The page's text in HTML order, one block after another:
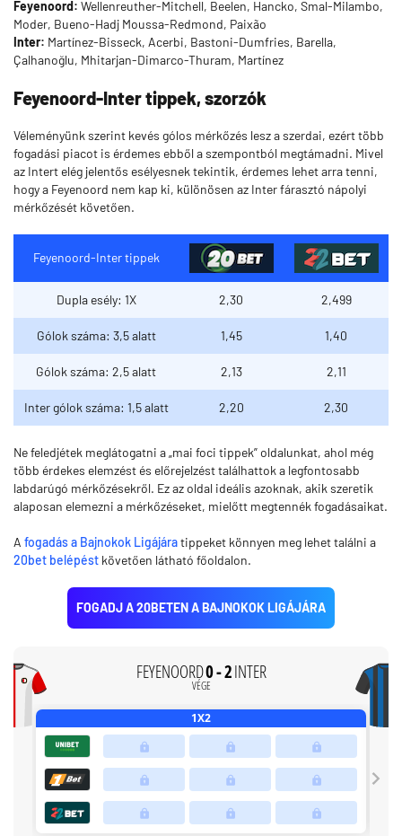
Feyenoord: Wellenreuther-Mitchell, Beelen, Hancko, Smal-Milambo,
Moder, Bueno-Hadj Moussa-Redmond, Paixão
Inter: Martínez-Bisseck, Acerbi, Bastoni-Dumfries, Barella,
Çalhanoğlu, Mhitarjan-Dimarco-Thuram, Martínez
Feyenoord-Inter tippek, szorzók
Véleményünk szerint kevés gólos mérkőzés lesz a szerdai, ezért több
fogadási piacot is érdemes ebből a szempontból megtámadni. Mivel
az Intert elég jelentős esélyesnek tekintik, érdemes lehet arra tenni,
hogy a Feyenoord nem kap ki, különösen az Inter fárasztó nápolyi
mérkőzését követően.
Feyenoord-Inter tippek
Dupla esély: 1X 2,30 2,499
Gólok száma: 3,5 alatt 1,45 1,40
Gólok száma: 2,5 alatt 2,13 2,11
Inter gólok száma: 1,5 alatt 2,20 2,30
Ne feledjétek meglátogatni a „mai foci tippek” oldalunkat, ahol még
több érdekes elemzést és előrejelzést találhattok a legfontosabb
labdarúgó mérkőzésekről. Ez az oldal ideális azoknak, akik szeretik
alaposan elemezni a mérkőzéseket, mielőtt megtennék fogadásaikat.
A fogadás a Bajnokok Ligájáratippeket könnyen meg lehet találni a
20bet belépést követően látható főoldalon.
FOGADJ A 20BETEN A BAJNOKOK LIGÁJÁRA